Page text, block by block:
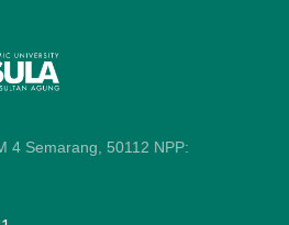
4 Semarang, 50112 NPP: